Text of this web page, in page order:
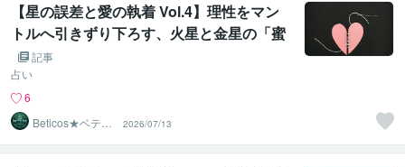
【星の誤差と愛の執着 Vol.4】理性をマン
トルへ引きずり下ろす、火星と金星の「蜜
地獄」 ── 本能と性愛が暴走する不倫の絶
対構造
記事
占い
6
Beticos★ベティ
コ 占星術師
2026/07/13